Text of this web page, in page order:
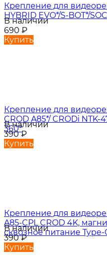
Крепление для
HYBRID EVO*/S-BOT*/
В наличии
690 ₽
Купить
Крепление для
CROD A85*/ CRODi
360°
В наличии
390₽
Купить
Крепление для
A85-CPL CROD 4K,
сквозное питание Type-
В наличии
390₽
Купить